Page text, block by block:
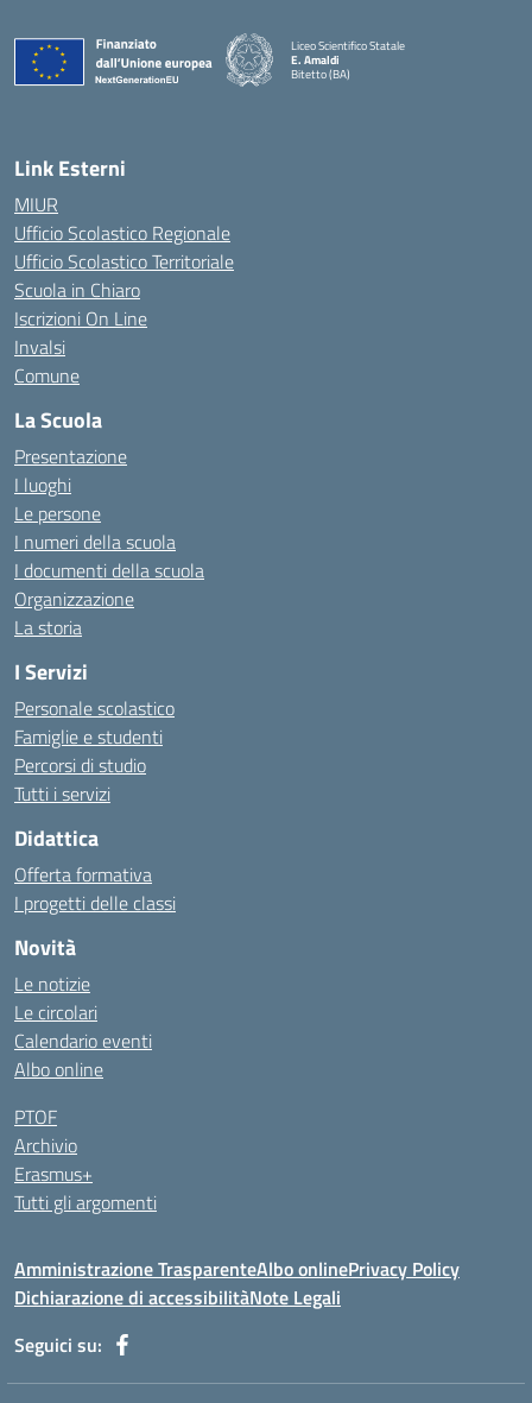
Liceo Scientifico Statale
E. Amaldi
Bitetto (BA)
Link Esterni
MIUR
Ufficio Scolastico Regionale
Ufficio Scolastico Territoriale
Scuola in Chiaro
Iscrizioni On Line
Invalsi
Comune
La Scuola
Presentazione
I luoghi
Le persone
I numeri della scuola
I documenti della scuola
Organizzazione
La storia
I Servizi
Personale scolastico
Famiglie e studenti
Percorsi di studio
Tutti i servizi
Didattica
Offerta formativa
I progetti delle classi
Novità
Le notizie
Le circolari
Calendario eventi
Albo online
PTOF
Archivio
Erasmus+
Tutti gli argomenti
Amministrazione TrasparenteAlbo onlinePrivacy Policy
Dichiarazione di accessibilitàNote Legali
Seguici su: